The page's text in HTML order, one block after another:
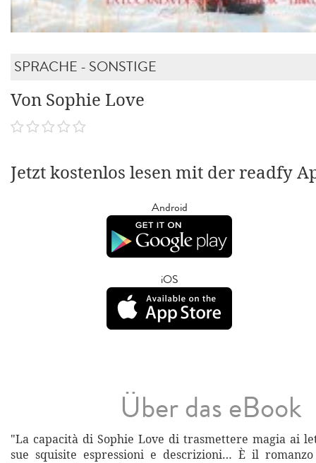
SPRACHE - SONSTIGE
Von Sophie Love
Jetzt kostenlos lesen mit der readfy
Android
iOS
Über das eBook
"La capacità di Sophie Love di trasmettere magia ai
sue squisite espressioni e descrizioni… È il